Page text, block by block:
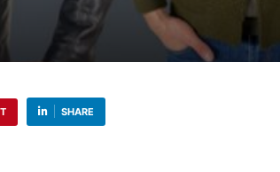
SHARE